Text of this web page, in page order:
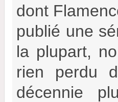
dont
publié une
la plupart,
rien perdu
décennie